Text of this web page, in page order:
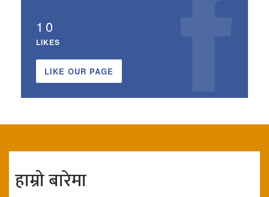
10
LIKES
LIKE OUR PAGE
हाम्रो बारेमा